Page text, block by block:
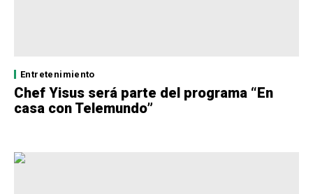
Entretenimiento
Chef Yisus será parte del programa “En
casa con Telemundo”